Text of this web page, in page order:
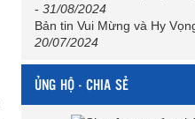
- 31/08/2024
Bản tin Vui Mừng và Hy
20/07/2024
ỦNG HỘ - CHIA SẺ